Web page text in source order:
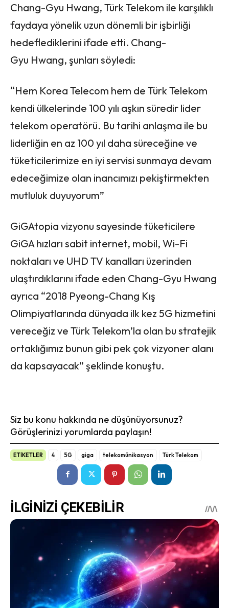
Chang-Gyu Hwang, Türk Telekom ile karşılıklı
faydaya yönelik uzun dönemli bir işbirliği
hedeflediklerini ifade etti. Chang-
Gyu Hwang, şunları söyledi:
“Hem Korea Telecom hem de Türk Telekom
kendi ülkelerinde 100 yılı aşkın süredir lider
telekom operatörü. Bu tarihi anlaşma ile bu
liderliğin en az 100 yıl daha süreceğine ve
tüketicilerimize en iyi servisi sunmaya devam
edeceğimize olan inancımızı pekiştirmekten
mutluluk duyuyorum”
GiGAtopia vizyonu sayesinde tüketicilere
GiGA hızları sabit internet, mobil, Wi-Fi
noktaları ve UHD TV kanalları üzerinden
ulaştırdıklarını ifade eden Chang-Gyu Hwang
ayrıca “2018 Pyeong-Chang Kış
Olimpiyatlarında dünyada ilk kez 5G hizmetini
vereceğiz ve Türk Telekom’la olan bu stratejik
ortaklığımız bunun gibi pek çok vizyoner alanı
da kapsayacak” şeklinde konuştu.
Siz bu konu hakkında ne düşünüyorsunuz?
Görüşlerinizi yorumlarda paylaşın!
ETİKETLER 4 5G giga telekomünikasyon Türk Telekom